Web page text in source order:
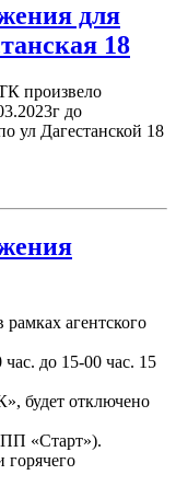
для
18
произвело
до
ул Дагестанской 18
агентского
до 15-00 час. 15
будет отключено
«Старт»).
горячего